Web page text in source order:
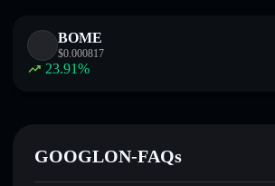
BOME
$0.000817
23.91%
GOOGLON-FAQs